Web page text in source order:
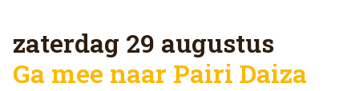
zaterdag 29 augustus
Ga mee naar Pairi Daiza